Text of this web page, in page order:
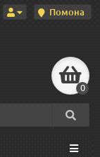
Помона
0